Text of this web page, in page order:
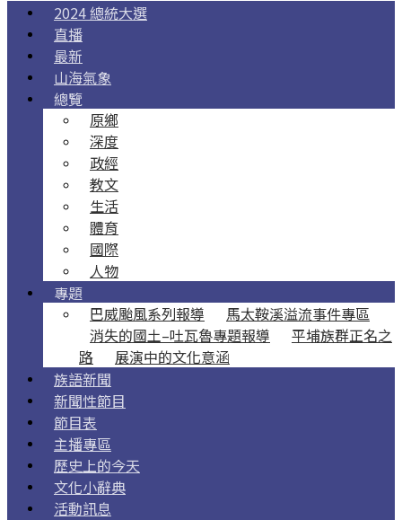
2024 總統大選
直播
最新
山海氣象
總覽
原鄉
深度
政經
教文
生活
體育
國際
人物
專題
巴威颱風系列報導
馬太鞍溪溢流事件專區
消失的國土–吐瓦魯專題報導
平埔族群正名之
路
展演中的文化意涵
族語新聞
新聞性節目
節目表
主播專區
歷史上的今天
文化小辭典
活動訊息